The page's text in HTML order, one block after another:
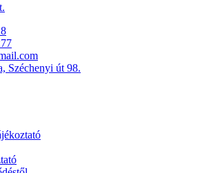
Széchenyi út 98.